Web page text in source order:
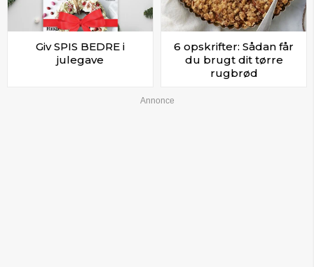
Giv SPIS BEDRE i
julegave
6 opskrifter: Sådan får
du brugt dit tørre
rugbrød